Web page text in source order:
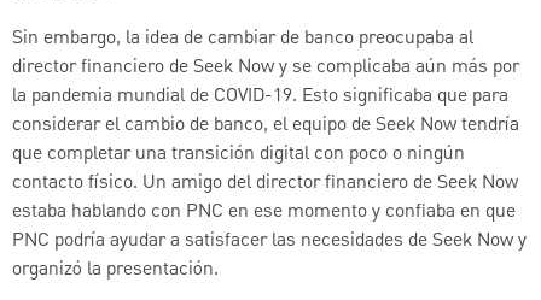
Sin embargo, la idea de cambiar de banco preocupaba al
director financiero de Seek Now y se complicaba aún más por
la pandemia mundial de COVID-19. Esto significaba que para
considerar el cambio de banco, el equipo de Seek Now tendría
que completar una transición digital con poco o ningún
contacto físico. Un amigo del director financiero de Seek Now
estaba hablando con PNC en ese momento y confiaba en que
PNC podría ayudar a satisfacer las necesidades de Seek Now y
organizó la presentación.